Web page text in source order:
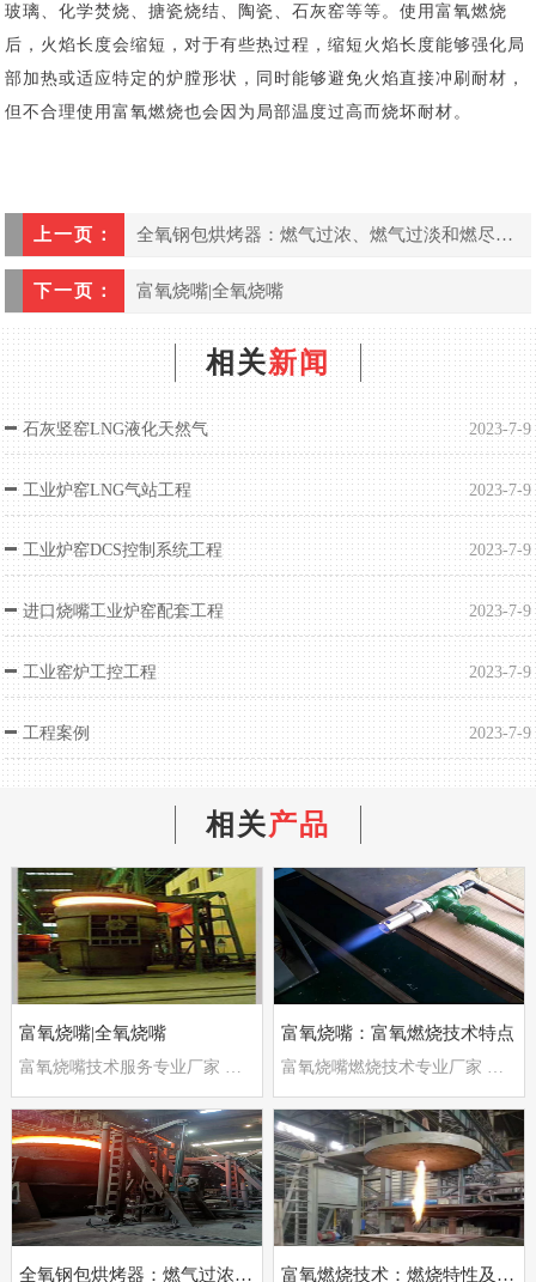
玻璃、化学焚烧、搪瓷烧结、陶瓷、石灰窑等等。使用富氧燃烧
后，火焰长度会缩短，对于有些热过程，缩短火焰长度能够强化局
部加热或适应特定的炉膛形状，同时能够避免火焰直接冲刷耐材，
但不合理使用富氧燃烧也会因为局部温度过高而烧坏耐材。
上一页： 全氧钢包烘烤器：燃气过浓、燃气过淡和燃尽三个区域分级燃烧
下一页： 富氧烧嘴|全氧烧嘴
相关新闻
石灰竖窑LNG液化天然气 2023-7-9
工业炉窑LNG气站工程 2023-7-9
工业炉窑DCS控制系统工程 2023-7-9
进口烧嘴工业炉窑配套工程 2023-7-9
工业窑炉工控工程 2023-7-9
工程案例 2023-7-9
相关产品
富氧烧嘴|全氧烧嘴
富氧烧嘴技术服务专业厂家 郑州德斯特自动化设备有限公司
富氧烧嘴：富氧燃烧技术特点
富氧烧嘴燃烧技术专业厂家 郑州德斯特自动化设备有限公司
全氧钢包烘烤器：燃气过浓、燃气过淡和燃尽三个区域分 富氧燃烧技术：燃烧特性及经济性分析